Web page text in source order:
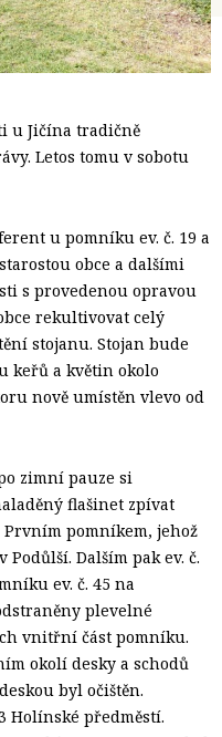
u Jičína tradičně
Letos tomu v sobotu
u pomníku ev. č. 19 a
obce a dalšími
s provedenou opravou
rekultivovat celý
stojanu. Stojan bude
keřů a květin okolo
nově umístěn vlevo od
zimní pauze si
flašinet zpívat
pomníkem, jehož
Podůlší. Dalším pak ev. č.
ev. č. 45 na
plevelné
vnitřní část pomníku.
okolí desky a schodů
byl očištěn.
Holínské předměstí.